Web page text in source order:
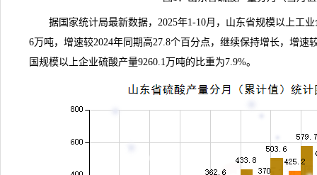
据国家统计局最新数据，2025年1-10月，山东省规模以上工
6万吨，增速较2024年同期高27.8个百分点，继续保持增长，增速
国规模以上企业硫酸产量9260.1万吨的比重为7.9%。